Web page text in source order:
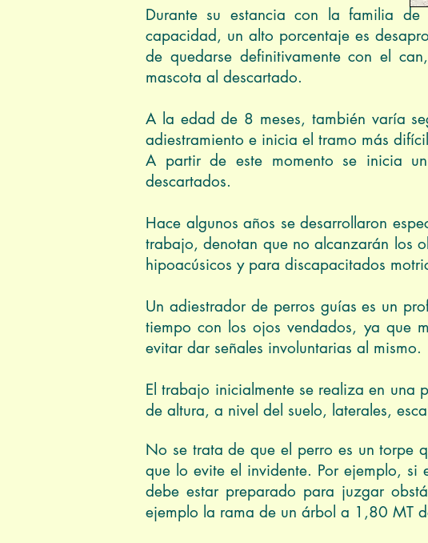
Durante su estancia con la familia
capacidad, un alto porcentaje es
de quedarse definitivamente con el
mascota al descartado.
A la edad de 8 meses, también varía
adiestramiento e inicia el tramo más
A partir de este momento se inicia
descartados.
Hace algunos años se desarrollaron
trabajo, denotan que no alcanzarán los
hipoacúsicos y para discapacitados
Un adiestrador de perros guías es un
tiempo con los ojos vendados, ya que
evitar dar señales involuntarias al mismo.
El trabajo inicialmente se realiza en una
de altura, a nivel del suelo, laterales,
No se trata de que el perro es un torpe
que lo evite el invidente. Por ejemplo, si
debe estar preparado para juzgar
ejemplo la rama de un árbol a 1,80 MT